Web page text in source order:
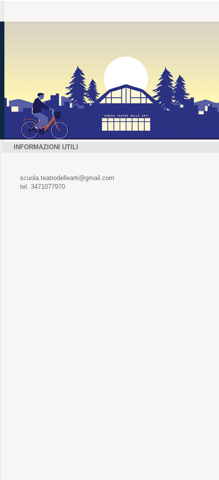
INFORMAZIONI UTILI
scuola.teatrodellearti@gmail.com
tel. 3471077970